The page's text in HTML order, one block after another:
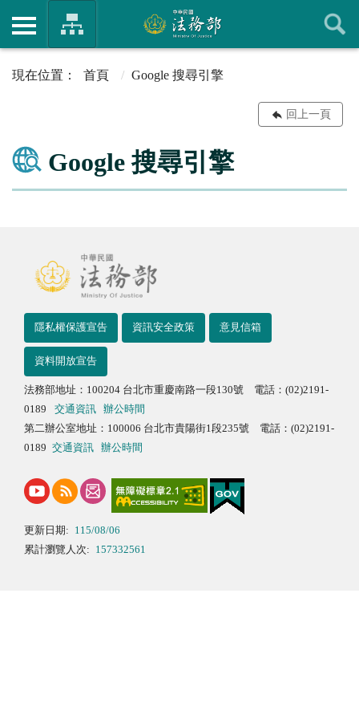
首頁 Google 搜尋引擎
回上一頁
Google 搜尋引擎
隱私權保護宣告 資訊安全政策 意見信箱
資料開放宣告
法務部地址：100204 台北市重慶南路一段130號 電話：(02)2191-
0189
交通資訊
辦公時間
第二辦公室地址：100006 台北市貴陽街1段235號 電話：(02)2191-
0189 交通資訊 辦公時間
更新日期: 115/08/06
累計瀏覽人次: 157332561